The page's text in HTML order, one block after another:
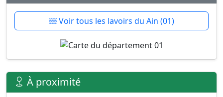
Voir tous les lavoirs du Ain (01)
À proximité